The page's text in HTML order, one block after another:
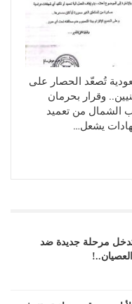
أن السعودية تسعى
أهم مصادر النفوذ
فإن الصراع بين
السيطرة على
تُصعّد الحصار على
وقرار بحرمان
الشمال من تعميد
يشعل…
مرحلة جديدة ضد